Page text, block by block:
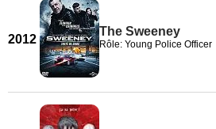
2012
The Sweeney
Rôle: Young Police Officer